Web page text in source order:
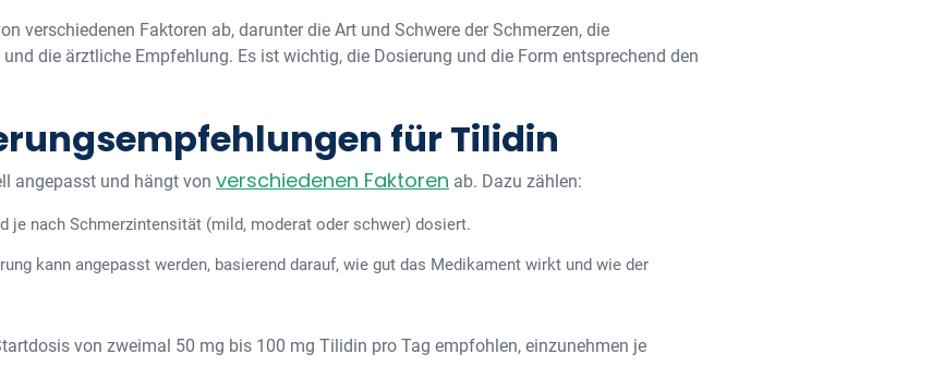
verschiedenen Faktoren ab, darunter die Art und Schwere der Schmerzen, die
die ärztliche Empfehlung. Es ist wichtig, die Dosierung und die Form entsprechend den
für Tilidin
angepasst und hängt von verschiedenen Faktoren ab. Dazu zählen:
je nach Schmerzintensität (mild, moderat oder schwer) dosiert.
kann angepasst werden, basierend darauf, wie gut das Medikament wirkt und wie der
von zweimal 50 mg bis 100 mg Tilidin pro Tag empfohlen, einzunehmen je